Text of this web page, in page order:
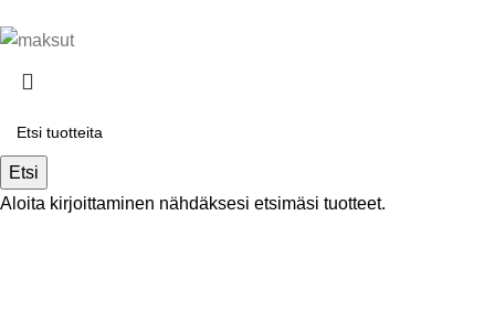
Etsi
Aloita kirjoittaminen nähdäksesi etsimäsi tuotteet.